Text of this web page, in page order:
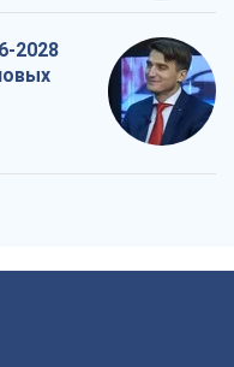
2028